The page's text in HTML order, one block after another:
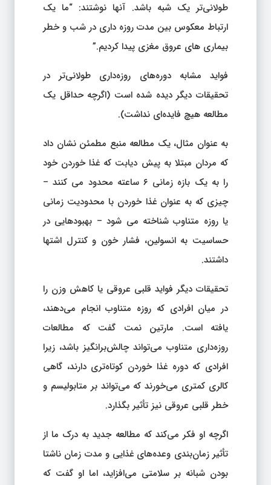
طولانی‌تر یک شبه باشد. آنها نوشتند: “ما یک
ارتباط معکوس بین مدت روزه داری در شب و خطر
بیماری های عروق مغزی پیدا کردیم.”
فواید مشابه دوره‌های روزه‌داری طولانی‌تر در
تحقیقات دیگر دیده شده است (اگرچه حداقل یک
مطالعه هیچ فایده‌ای نداشت).
به عنوان مثال، یک مطالعه منبع مطمئن نشان داد
که مردان مبتلا به پیش دیابت که غذا خوردن خود
را به یک بازه زمانی ۶ ساعته محدود می کنند –
چیزی که به عنوان غذا خوردن با محدودیت زمانی
یا روزه متناوب شناخته می شود – بهبودهایی در
حساسیت به انسولین، فشار خون و کنترل اشتها
داشتند.
تحقیقات دیگر فواید قلبی عروقی یا کاهش وزن را
در میان افرادی که روزه متناوب انجام می‌دهند،
یافته است. مارتین نمت گفت که مطالعات
روزه‌داری متناوب می‌تواند چالش‌برانگیز باشد، زیرا
افرادی که دوره غذا خوردن کوتاه‌تری دارند، گاهی
کالری کمتری می‌خورند که می‌تواند بر متابولیسم و
خطر قلبی عروقی نیز تأثیر بگذارد.
اگرچه او فکر می‌کند که مطالعه جدید به درک ما از
تأثیر زمان‌بندی وعده‌های غذایی و مدت زمان ناشتا
بودن شبانه بر سلامتی می‌افزاید، اما او گفت که